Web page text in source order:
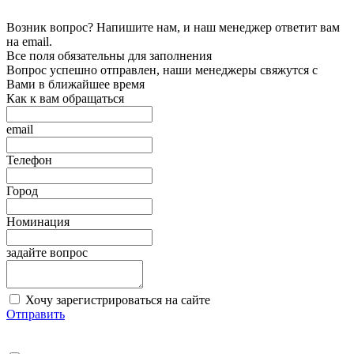
Возник вопрос? Напишите нам, и наш менеджер ответит вам
на email.
Все поля обязательны для заполнения
Вопрос успешно отправлен, наши менеджеры свяжутся с
Вами в ближайшее время
Как к вам обращаться
email
Телефон
Город
Номинация
задайте вопрос
Хочу зарегистрироваться на сайте
Отправить